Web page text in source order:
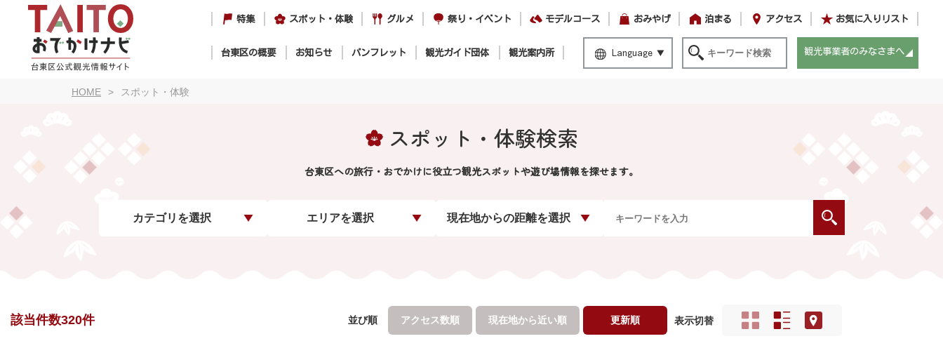
特集 スポット・体験 グルメ 祭り・イベント モデルコース おみやげ 泊まる アクセス お気に入りリスト
台東区の概要 お知らせ パンフレット 観光ガイド団体 観光案内所 Language 観光事業者のみなさまへ
HOME スポット・体験
スポット・体験検索
台東区への旅行・おでかけに役立つ観光スポットや遊び場情報を探せます。
カテゴリを選択 エリアを選択 現在地からの距離を選択
該当件数320件 並び順 アクセス数順 現在地から近い順 更新順 表示切替